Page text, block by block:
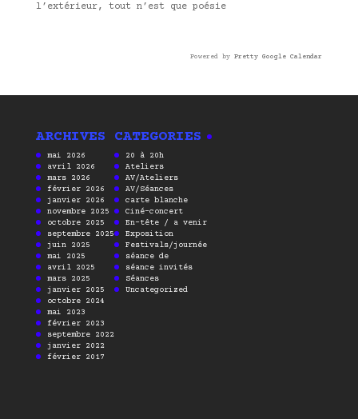
l’extérieur, tout n’est que poésie
Powered byPretty Google Calendar
ARCHIVES
mai 2026
avril 2026
mars 2026
février 2026
janvier 2026
novembre 2025
octobre 2025
septembre 2025
juin 2025
mai 2025
avril 2025
mars 2025
janvier 2025
octobre 2024
mai 2023
février 2023
septembre 2022
janvier 2022
février 2017
CATEGORIES
20 à 20h
Ateliers
AV/Ateliers
AV/Séances
carte blanche
Ciné-concert
En-tête / a venir
Exposition
Festivals/journée
séance de
séance invités
Séances
Uncategorized